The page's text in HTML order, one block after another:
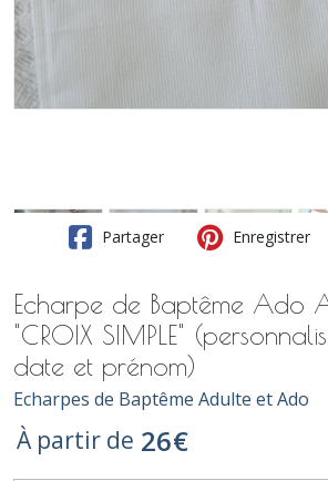
Partager Enregistrer
Echarpe de Baptême Ado
"CROIX SIMPLE"
date et prénom)
Echarpes de Baptême Adulte et Ado
À partir de 26€